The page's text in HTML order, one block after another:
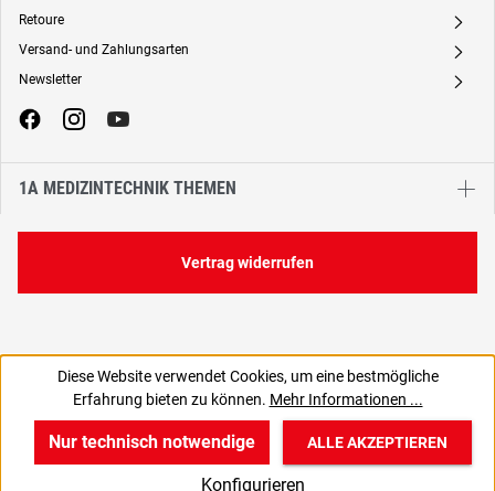
3,19 €
Retoure A
Versand- und Zahlungsarten A
Newsletter A
1A MEDIZINTECHNIK THEMEN
Vertrag widerrufen
Diese Website verwendet Cookies, um eine bestmögliche
Erfahrung bieten zu können. Mehr Informationen ...
Nur technisch notwendige
Konfigurieren
ALLE AKZEPTIEREN
v B